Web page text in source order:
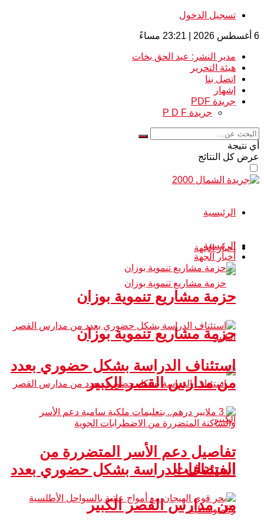
تسجيل الدخول
6 أغسطس 2026 | 23:21 مساءً
مدير النشر: عبد الحق بخات
هيئة التحرير
اتصل بنا
إشهار
جريدة PDF
جريدة P D F
أي نتيجة
عرض كل النتائج
الرئيسية
أخبار الجهة
حزمة مشاريع تنموية بوزان
استئناف الدراسة بشكل حضوري بعدد
من مدارس القصر الكبير
الرئيسية
أخبار الجهة
حزمة مشاريع تنموية بوزان
استئناف الدراسة بشكل حضوري بعدد
من مدارس القصر الكبير
تفاصيل دعم الأسر المتضررة من
الفيضانات